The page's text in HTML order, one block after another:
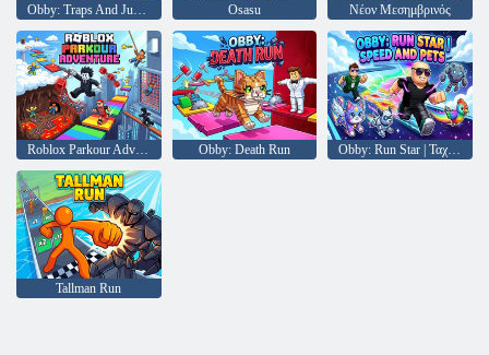
Obby: Traps And Jumps Osasu Νέον Μεσημβρινός
Obby: Death Run
Tallman Run